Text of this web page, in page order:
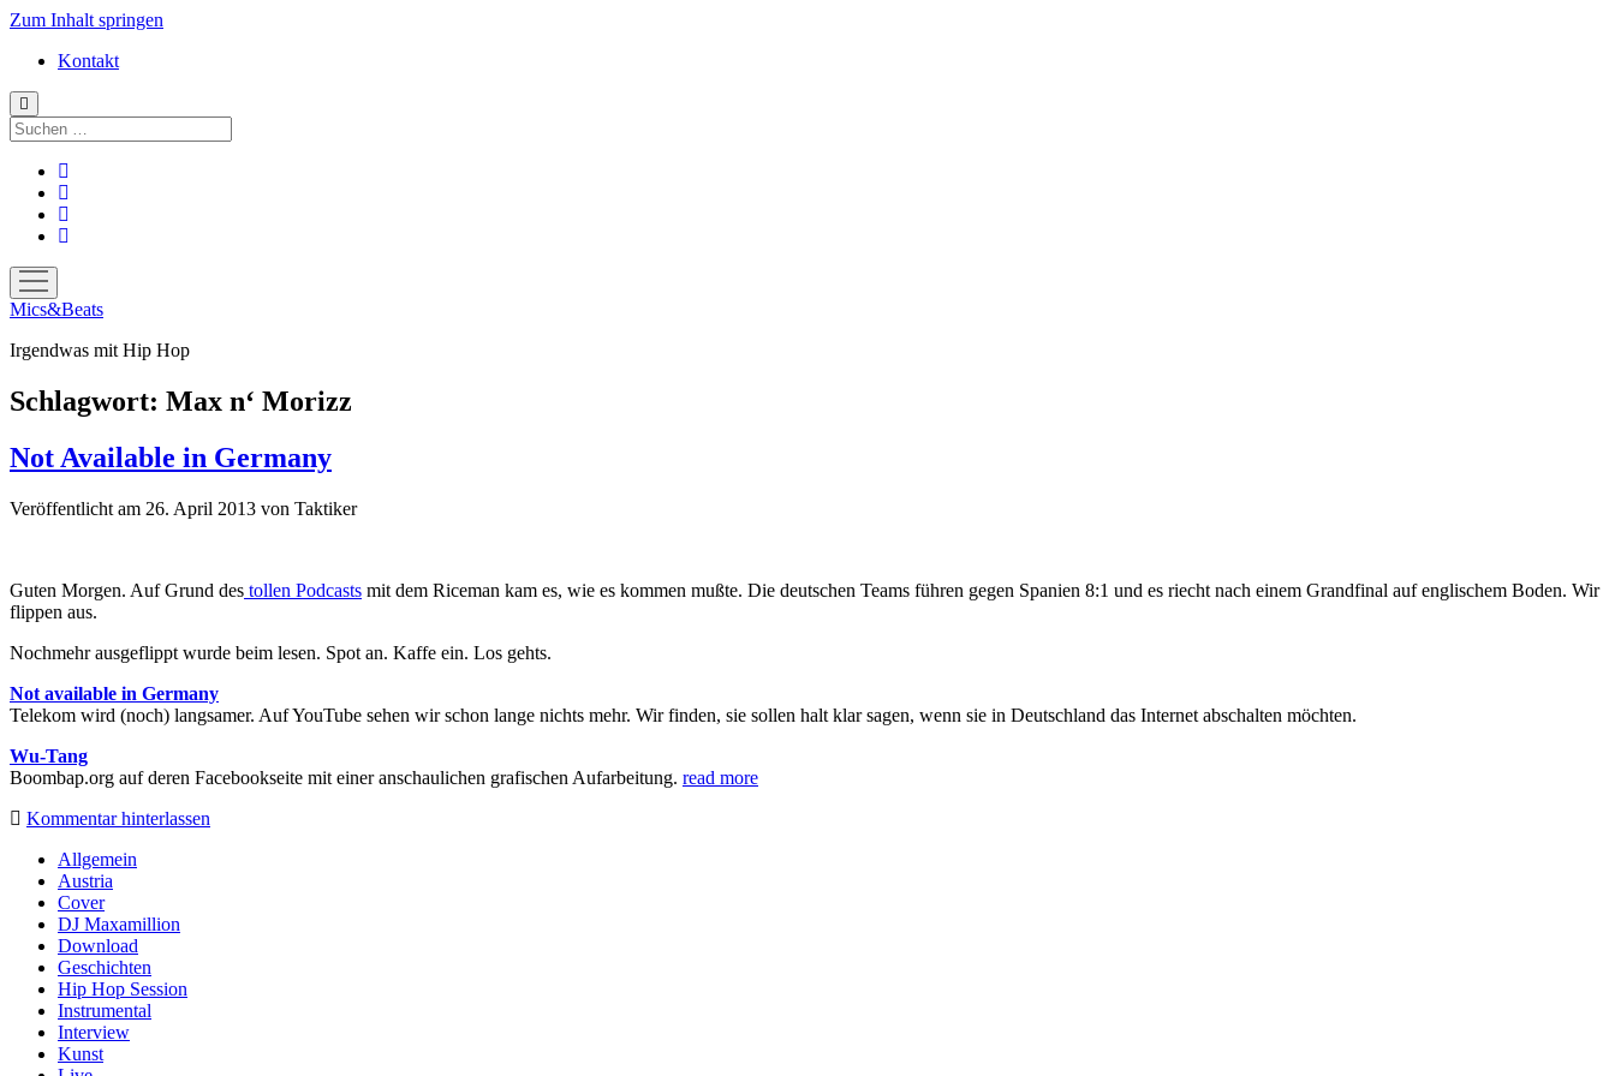
Zum Inhalt springen
Kontakt
Suchen
Menü
öffnen
Mics&Beats
Irgendwas mit Hip Hop
Schlagwort: Max n‘ Morizz
Not Available in Germany
Veröffentlicht am 26. April 2013 von Taktiker
Guten Morgen. Auf Grund des tollen Podcasts mit dem Riceman kam es, wie es kommen mußte. Die deutschen Teams führen gegen Spanien 8:1 und es riecht nach einem Grandfinal auf englischem Boden. Wir
flippen aus.
Nochmehr ausgeflippt wurde beim lesen. Spot an. Kaffe ein. Los gehts.
Not available in Germany
Telekom wird (noch) langsamer. Auf YouTube sehen wir schon lange nichts mehr. Wir finden, sie sollen halt klar sagen, wenn sie in Deutschland das Internet abschalten möchten.
Wu-Tang
Boombap.org auf deren Facebookseite mit einer anschaulichen grafischen Aufarbeitung. read more
Kommentar hinterlassen
Sidebar
Allgemein
Austria
Cover
DJ Maxamillion
Download
Geschichten
Hip Hop Session
Instrumental
Interview
Kunst